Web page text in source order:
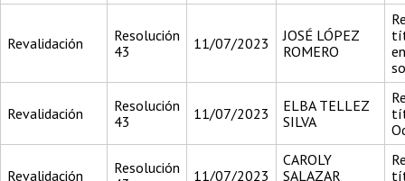
Revalidación
Resolución
43
11/07/2023
JOSÉ LÓPEZ
ROMERO
Revalidación
Resolución
43
11/07/2023
ELBA TELLEZ
SILVA
Revalidación
Resolución
11/07/2023
CAROLY
SALAZAR